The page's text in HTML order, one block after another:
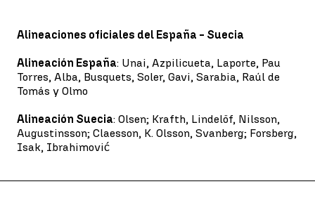
Alineaciones oficiales del España - Suecia
Alineación España: Unai, Azpilicueta, Laporte, Pau
Torres, Alba, Busquets, Soler, Gavi, Sarabia, Raúl de
Tomás y Olmo
Alineación Suecia: Olsen; Krafth, Lindelöf, Nilsson,
Augustinsson; Claesson, K. Olsson, Svanberg; Forsberg,
Isak, Ibrahimović